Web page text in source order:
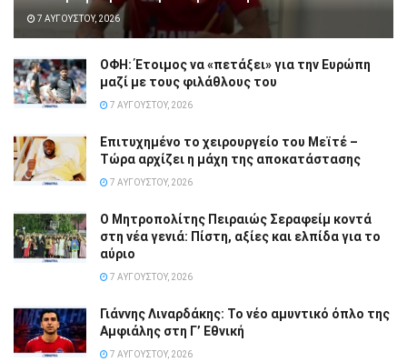
7 ΑΥΓΟΎΣΤΟΥ, 2026
ΟΦΗ: Έτοιμος να «πετάξει» για την Ευρώπη
μαζί με τους φιλάθλους του
7 ΑΥΓΟΎΣΤΟΥ, 2026
Επιτυχημένο το χειρουργείο του Μεϊτέ –
Τώρα αρχίζει η μάχη της αποκατάστασης
7 ΑΥΓΟΎΣΤΟΥ, 2026
Ο Μητροπολίτης Πειραιώς Σεραφείμ κοντά
στη νέα γενιά: Πίστη, αξίες και ελπίδα για το
αύριο
7 ΑΥΓΟΎΣΤΟΥ, 2026
Γιάννης Λιναρδάκης: Το νέο αμυντικό όπλο της
Αμφιάλης στη Γ’ Εθνική
7 ΑΥΓΟΎΣΤΟΥ, 2026